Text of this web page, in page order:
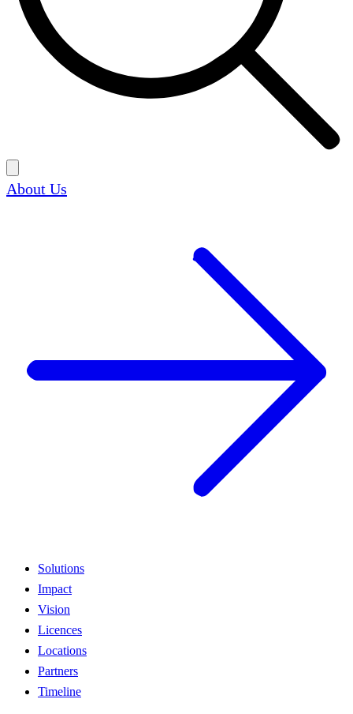
About Us
Solutions
Impact
Vision
Licences
Locations
Partners
Timeline